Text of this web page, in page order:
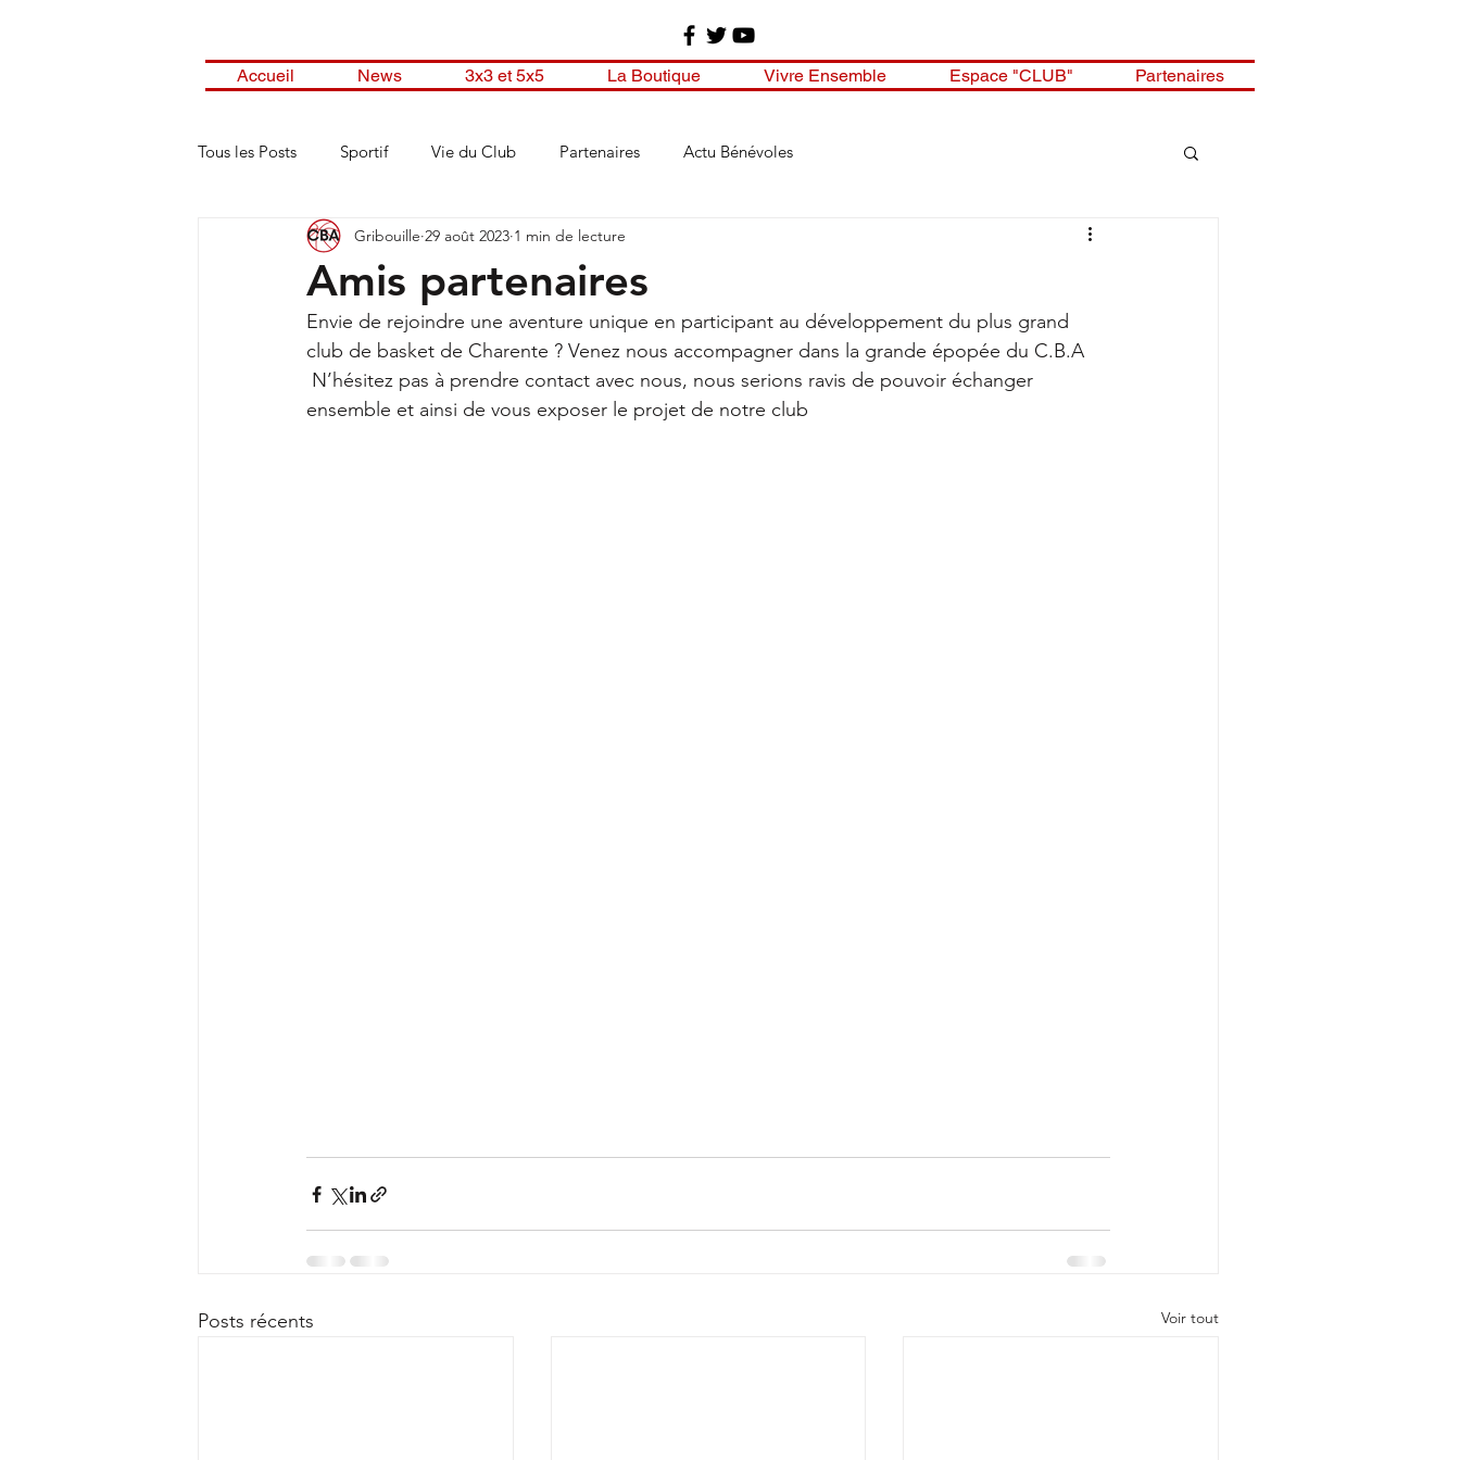
Accueil News 3x3 et 5x5 La Boutique Vivre Ensemble Espace "CLUB" Partenaires
Tous les Posts Sportif Vie du Club Partenaires Actu Bénévoles
Amis partenaires
Gribouille 29 août 2023 1 min de lecture
Envie de rejoindre une aventure unique en participant au développement du plus grand
club de basket de Charente ? Venez nous accompagner dans la grande épopée du C.B.A
ensemble et ainsi de vous exposer le projet de notre club
Posts récents Voir tout